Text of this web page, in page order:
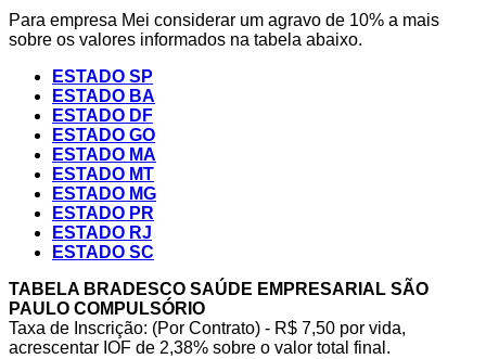
Para empresa Mei considerar um agravo de 10% a mais
sobre os valores informados na tabela abaixo.
ESTADO SP
ESTADO BA
ESTADO DF
ESTADO GO
ESTADO MA
ESTADO MT
ESTADO MG
ESTADO PR
ESTADO RJ
ESTADO SC
TABELA BRADESCO SAÚDE EMPRESARIAL SÃO
PAULO COMPULSÓRIO
Taxa de Inscrição: (Por Contrato) - R$ 7,50 por vida,
acrescentar IOF de 2,38% sobre o valor total final.